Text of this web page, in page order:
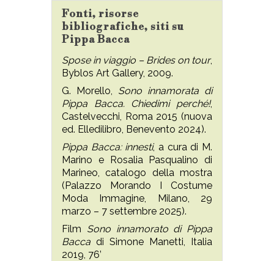
Fonti, risorse
bibliografiche, siti su
Pippa Bacca
Spose in viaggio – Brides on tour,
Byblos Art Gallery, 2009.
G. Morello, Sono innamorata di
Pippa Bacca. Chiedimi perché!,
Castelvecchi, Roma 2015 (nuova
ed. Elledilibro, Benevento 2024).
Pippa Bacca: innesti, a cura di M.
Marino e Rosalia Pasqualino di
Marineo, catalogo della mostra
(Palazzo Morando I Costume
Moda Immagine, Milano, 29
marzo – 7 settembre 2025).
Film Sono innamorato di Pippa
Bacca di Simone Manetti, Italia
2019, 76’